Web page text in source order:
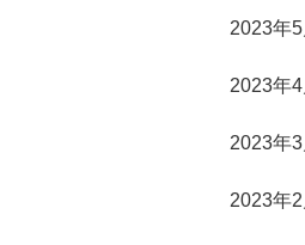
2023年5
2023年4
2023年3
2023年2